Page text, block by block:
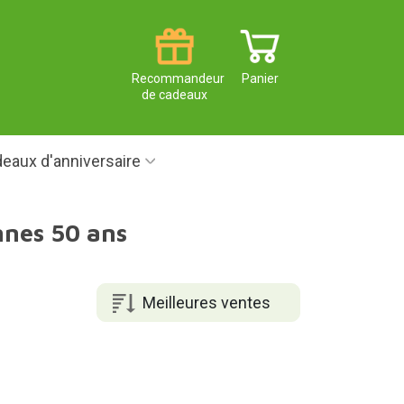
Panier
Recommandeur
de cadeaux
d'anniversaire
50 ans
Meilleures ventes